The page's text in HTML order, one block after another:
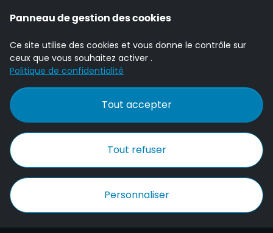
Panneau de gestion des cookies
Ce site utilise des cookies et vous donne le contrôle sur
ceux que vous souhaitez activer .
Politique de confidentialité
Tout accepter
Tout refuser
Personnaliser